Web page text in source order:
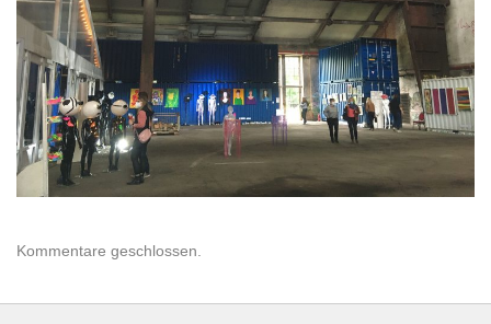
Kommentare geschlossen.